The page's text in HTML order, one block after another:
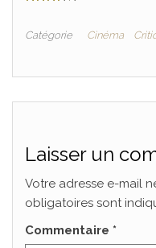
Catégorie Cinéma
Laisser un
Votre adresse e-mail
obligatoires sont
Commentaire *